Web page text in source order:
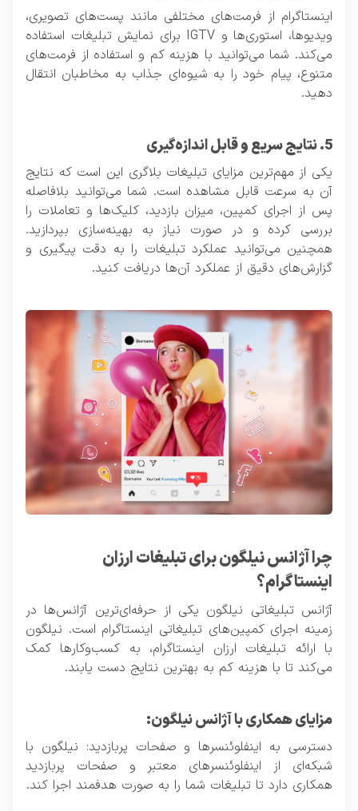
اینستاگرام از فرمت‌های مختلفی مانند پست‌های تصویری،
ویدیوها، استوری‌ها و IGTV برای نمایش تبلیغات استفاده
می‌کند. شما می‌توانید با هزینه کم و استفاده از فرمت‌های
متنوع، پیام خود را به شیوه‌ای جذاب به مخاطبان انتقال
دهید.
5. نتایج سریع و قابل اندازه‌گیری
یکی از مهم‌ترین مزایای تبلیغات بلاگری این است که نتایج
آن به سرعت قابل مشاهده است. شما می‌توانید بلافاصله
پس از اجرای کمپین، میزان بازدید، کلیک‌ها و تعاملات را
بررسی کرده و در صورت نیاز به بهینه‌سازی بپردازید.
همچنین می‌توانید عملکرد تبلیغات را به دقت پیگیری و
گزارش‌های دقیق از عملکرد آن‌ها دریافت کنید.
چرا آژانس نیلگون برای تبلیغات ارزان
اینستاگرام؟
آژانس تبلیغاتی نیلگون یکی از حرفه‌ای‌ترین آژانس‌ها در
زمینه اجرای کمپین‌های تبلیغاتی اینستاگرام است. نیلگون
با ارائه تبلیغات ارزان اینستاگرام، به کسب‌وکارها کمک
می‌کند تا با هزینه کم به بهترین نتایج دست یابند.
مزایای همکاری با آژانس نیلگون:
دسترسی به اینفلوئنسرها و صفحات پربازدید: نیلگون با
شبکه‌ای از اینفلوئنسرهای معتبر و صفحات پربازدید
همکاری دارد تا تبلیغات شما را به صورت هدفمند اجرا کند.